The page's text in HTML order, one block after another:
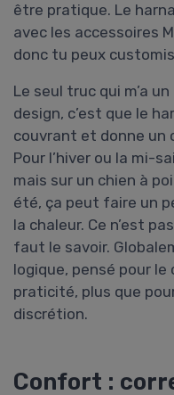
être pratique. Le
avec les accessoires
donc tu peux
Le seul truc qui m’a
design, c’est que le
couvrant et donne un
Pour l’hiver ou la mi-
mais sur un chien à
été, ça peut faire un
la chaleur. Ce n’est
faut le savoir.
logique, pensé pour
praticité, plus que
discrétion.
Confort :